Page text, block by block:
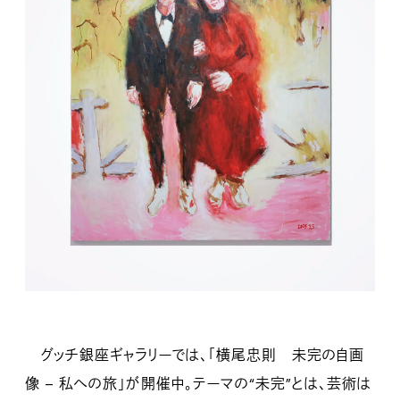
グッチ銀座ギャラリーでは、「横尾忠則 未完の自画
像 – 私への旅」が開催中。テーマの“未完”とは、芸術は